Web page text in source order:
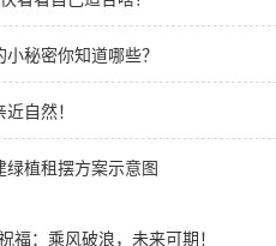
秘密你知道哪些？
自然！
植租摆方案示意图
福：乘风破浪，未来可期！